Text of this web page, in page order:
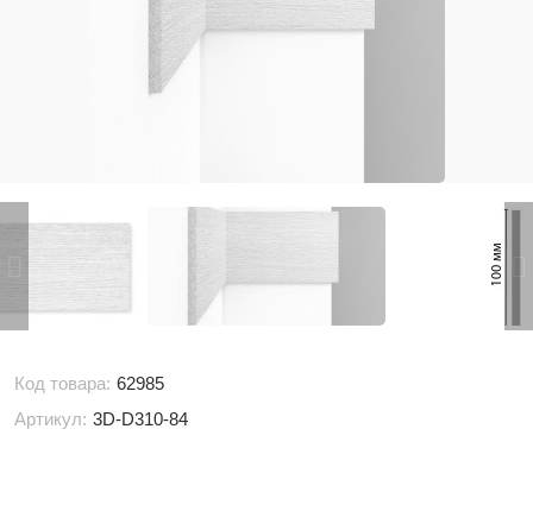
Код товара: 62985
Артикул: 3D-D310-84